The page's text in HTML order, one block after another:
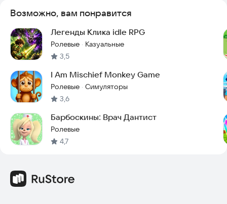
Возможно, вам понравится
Легенды Клика idle RPG
Ролевые · Казуальные
3,5
I Am Mischief Monkey Game
Ролевые · Симуляторы
3,6
Барбоскины: Врач Дантист
Ролевые
4,7